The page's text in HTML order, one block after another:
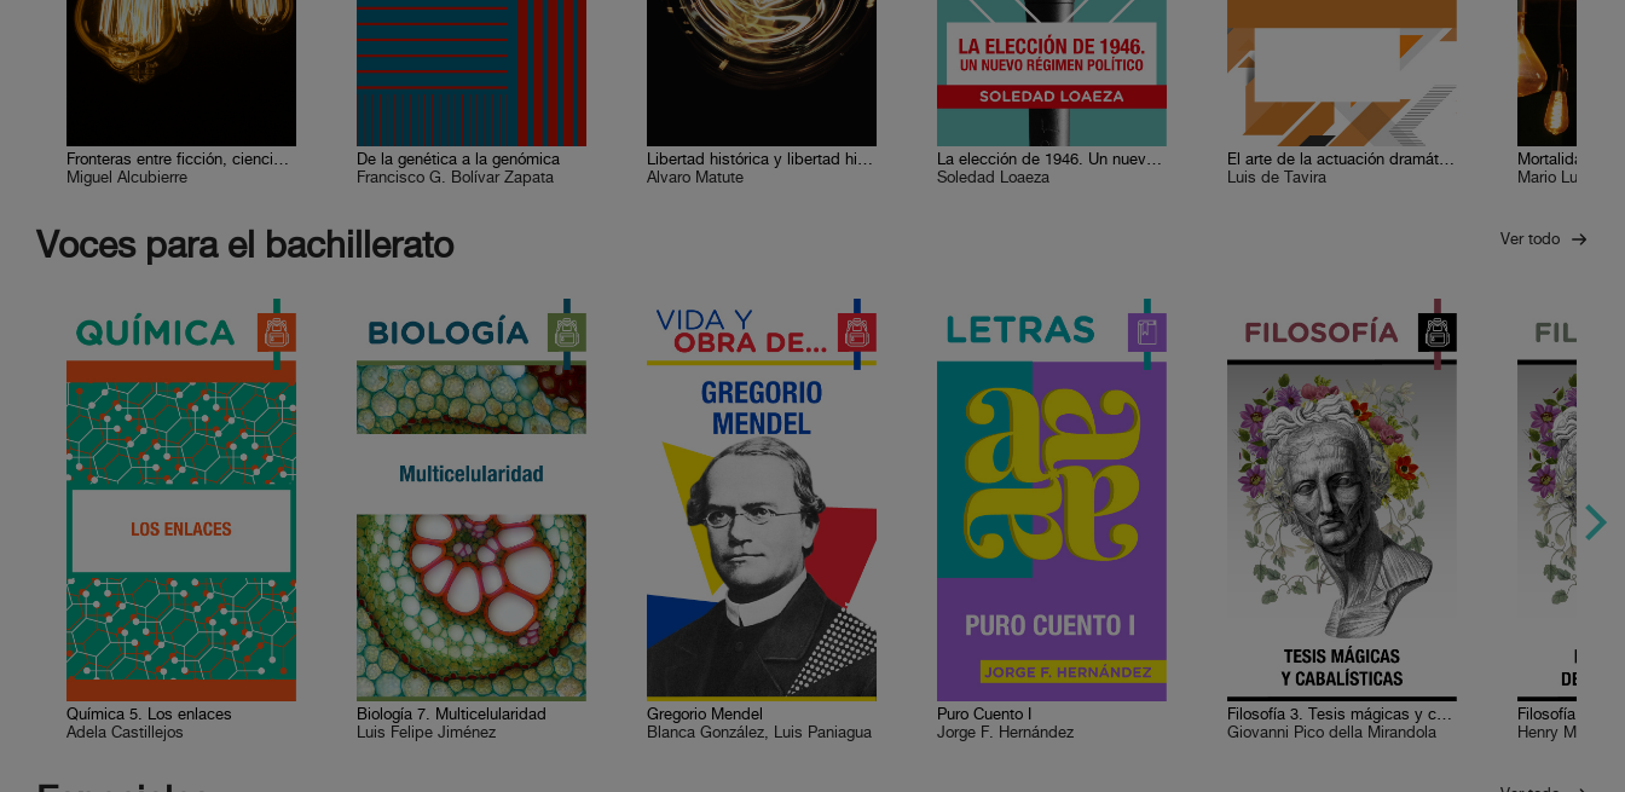
Fronteras entre ficción, ciencia y arte
Miguel Alcubierre
De la genética a la genómica
Francisco G. Bolívar Zapata
Libertad histórica y libertad historiográfica
Álvaro Matute
La elección de 1946. Un nuevo régimen político.
Soledad Loaeza
El arte de la actuación dramática
Luis de Tavira
Mortalidad
Mario Luis
Voces para el bachillerato Ver todo
Química 5. Los enlaces
Adela Castillejos
Biología 7. Multicelularidad
Luis Felipe Jiménez
Gregorio Mendel
Blanca González, Luis Paniagua
Puro Cuento I
Jorge F. Hernández
Filosofía 3. Tesis mágicas y cabalísticas
Giovanni Pico della Mirandola
Henry More